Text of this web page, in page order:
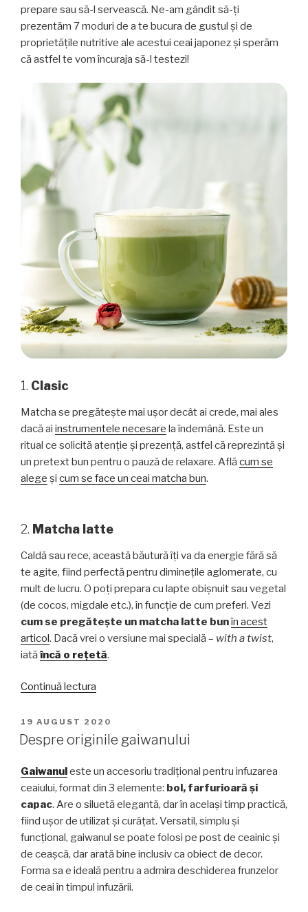
prepare sau să-l servească. Ne-am gândit să-ți
prezentăm 7 moduri de a te bucura de gustul și de
proprietățile nutritive ale acestui ceai japonez și sperăm
că astfel te vom încuraja să-l testezi!
1. Clasic
Matcha se pregătește mai ușor decât ai crede, mai ales
dacă ai instrumentele necesare la îndemână. Este un
ritual ce solicită atenție și prezență, astfel că reprezintă și
un pretext bun pentru o pauză de relaxare. Aflăcum se
alege și cum se face un ceai matcha bun.
2. Matcha latte
Caldă sau rece, această băutură îți va da energie fără să
te agite, fiind perfectă pentru diminețile aglomerate, cu
mult de lucru. O poți prepara cu lapte obișnuit sau vegetal
(de cocos, migdale etc.), în funcție de cum preferi. Vezi
cum se pregătește un matcha latte bunîn acest
articol. Dacă vrei o versiune mai specială – with a twist,
iatăîncă o rețetă.
Continuă lectura
de
a
matcha”
PUBLICAT
PE
19 AUGUST 2020
Despre originile gaiwanului
Gaiwanuleste un accesoriu tradițional pentru infuzarea
ceaiului, format din 3 elemente: bol, farfurioară și
capac. Are o siluetă elegantă, dar în același timp practică,
fiind ușor de utilizat și curățat. Versatil, simplu și
funcțional, gaiwanul se poate folosi pe post de ceainic și
de ceașcă, dar arată bine inclusiv ca obiect de decor.
Forma sa e ideală pentru a admira deschiderea frunzelor
de ceai în timpul infuzării.